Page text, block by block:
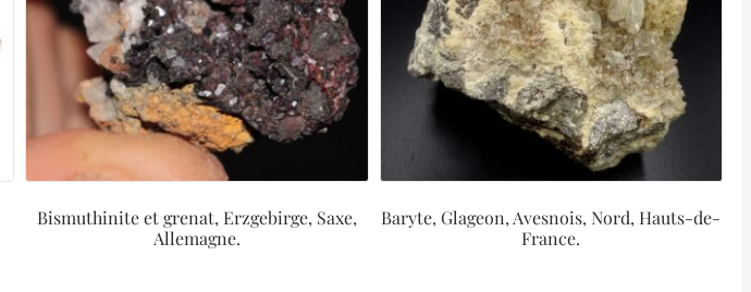
Bismuthinite et grenat, Erzgebirge, Saxe,
Allemagne.
Baryte, Glageon, Avesnois, Nord, Hauts-de-
France.